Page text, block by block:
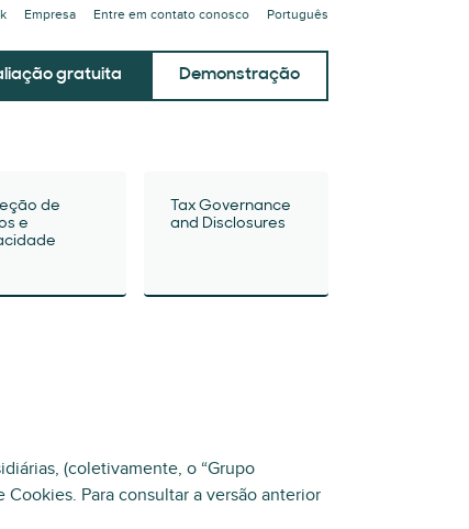
Empresa Entre em contato conosco Português
gratuita Demonstração
de
e
Tax Governance
and Disclosures
(coletivamente, o “Grupo
Cookies. Para consultar a versão anterior